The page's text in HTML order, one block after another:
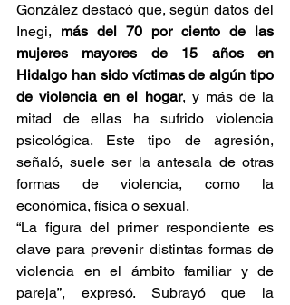
González destacó que, según datos del
Inegi, más del 70 por ciento de las
mujeres mayores de 15 años en
Hidalgo han sido víctimas de algún tipo
de violencia en el hogar, y más de la
mitad de ellas ha sufrido violencia
psicológica. Este tipo de agresión,
señaló, suele ser la antesala de otras
formas de violencia, como la
económica, física o sexual.
“La figura del primer respondiente es
clave para prevenir distintas formas de
violencia en el ámbito familiar y de
pareja”, expresó. Subrayó que la